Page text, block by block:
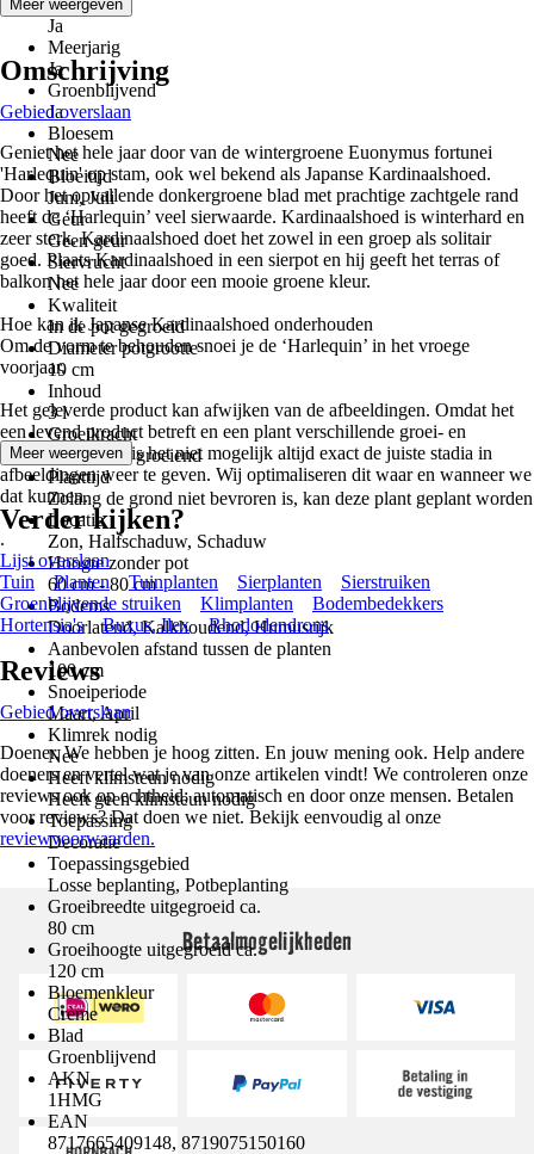
Winterhard
Ja
Meerjarig
Ja
Groenblijvend
Ja
Bloesem
Nee
Bloeitijd
Juni, Juli
Geur
Geen geur
Siervrucht
Nee
Kwaliteit
In de pot gegroeid
Diameter potgrootte
19 cm
Inhoud
3 l
Groeikracht
Gemiddeld groeiend
Planttijd
Zolang de grond niet bevroren is, kan deze plant geplant worden
Locatie
Zon, Halfschaduw, Schaduw
Hoogte zonder pot
60 cm - 80 cm
Bodems
Doorlatend, Kalkhoudend, Humusrijk
Aanbevolen afstand tussen de planten
100 cm
Snoeiperiode
Maart, April
Klimrek nodig
Nee
Heeft klimsteun nodig
Heeft geen klimsteun nodig
Toepassing
Decoratie
Toepassingsgebied
Losse beplanting, Potbeplanting
Groeibreedte uitgegroeid ca.
80 cm
Groeihoogte uitgegroeid ca.
120 cm
Bloemenkleur
Crème
Blad
Groenblijvend
AKN
1HMG
EAN
8717665409148, 8719075150160
Meer weergeven
Omschrijving
Gebied overslaan
Geniet het hele jaar door van de wintergroene Euonymus fortunei
'Harlequin' op stam, ook wel bekend als Japanse Kardinaalshoed.
Door het opvallende donkergroene blad met prachtige zachtgele rand
heeft de ‘Harlequin’ veel sierwaarde. Kardinaalshoed is winterhard en
zeer sterk. Kardinaalshoed doet het zowel in een groep als solitair
goed. Plaats Kardinaalshoed in een sierpot en hij geeft het terras of
balkon het hele jaar door een mooie groene kleur.
Hoe kan ik Japanse Kardinaalshoed onderhouden
Om de vorm te behouden snoei je de ‘Harlequin’ in het vroege
voorjaar.
Het geleverde product kan afwijken van de afbeeldingen. Omdat het
een levend product betreft en een plant verschillende groei- en
bloeistadia heeft, is het niet mogelijk altijd exact de juiste stadia in
afbeeldingen weer te geven. Wij optimaliseren dit waar en wanneer we
dat kunnen.
.
Meer weergeven
Verder kijken?
Lijst overslaan
Tuin
Planten Tuinplanten Sierplanten
Sierstruiken
Groenblijvende struiken
Klimplanten
Bodembedekkers
Hortensia's
Buxus, Ilex Rhododendrons
Reviews
Gebied overslaan
Doener. We hebben je hoog zitten. En jouw mening ook. Help andere
doeners en vertel wat je van onze artikelen vindt! We controleren onze
reviews ook op echtheid; automatisch en door onze mensen. Betalen
voor reviews? Dat doen we niet. Bekijk eenvoudig al onze
reviewvoorwaarden.
Betaalmogelijkheden